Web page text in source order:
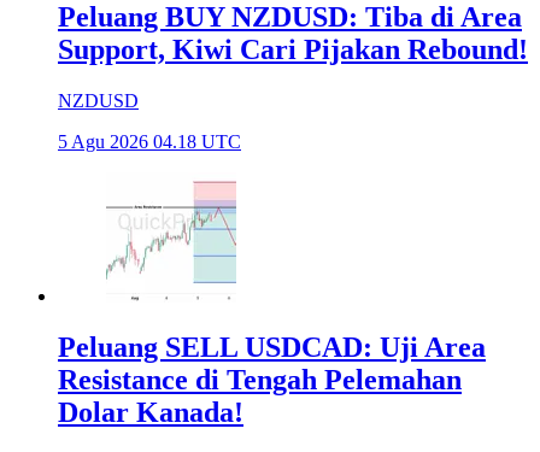
Peluang BUY NZDUSD: Tiba di Area
Support, Kiwi Cari Pijakan Rebound!
NZDUSD
5 Agu 2026 04.18 UTC
Peluang SELL USDCAD: Uji Area
Resistance di Tengah Pelemahan
Dolar Kanada!